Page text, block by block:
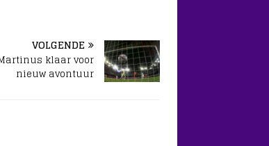
VOLGENDE
klaar voor
nieuw avontuur